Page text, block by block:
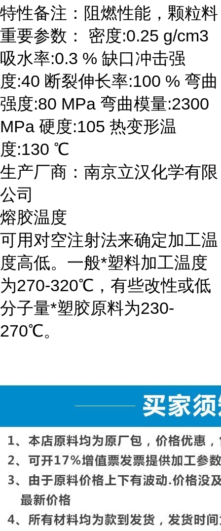
特性备注：阻燃性能，颗粒料
重要参数： 密度:0.25 g/cm3
吸水率:0.3 % 缺口冲击强
度:40 断裂伸长率:100 % 弯曲
强度:80 MPa 弯曲模量:2300
MPa 硬度:105 热变形温
度:130 ℃
生产厂商：南京立汉化学有限
公司
熔胶温度
可用对空注射法来确定加工温
度高低。一般*塑料加工温度
为270-320℃，有些改性或低
分子量*塑胶原料为230-
270℃。